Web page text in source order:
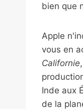
bien que
Apple
vous en
Californie,
Inde aux
de la